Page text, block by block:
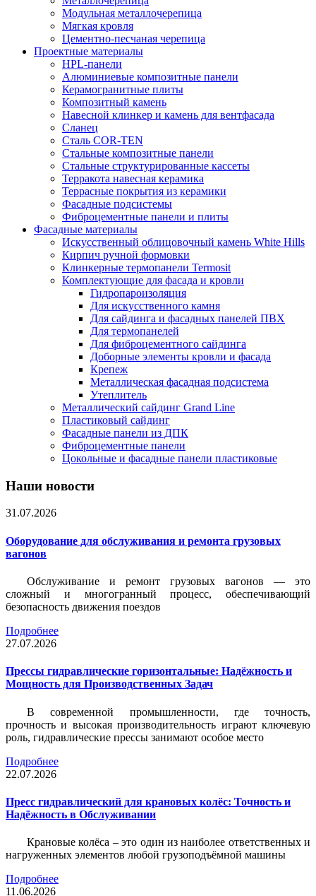
Модульная металлочерепица
Мягкая кровля
Цементно-песчаная черепица
Проектные материалы
HPL-панели
Алюминиевые композитные панели
Керамогранитные плиты
Композитный камень
Навесной клинкер и камень для вентфасада
Сланец
Сталь COR-TEN
Стальные композитные панели
Стальные структурированные кассеты
Терракота навесная керамика
Террасные покрытия из керамики
Фасадные подсистемы
Фиброцементные панели и плиты
Фасадные материалы
Искусственный облицовочный камень White Hills
Кирпич ручной формовки
Клинкерные термопанели Termosit
Комплектующие для фасада и кровли
Гидропароизоляция
Для искусственного камня
Для сайдинга и фасадных панелей ПВХ
Для термопанелей
Для фиброцементного сайдинга
Доборные элементы кровли и фасада
Крепеж
Металлическая фасадная подсистема
Утеплитель
Металлический сайдинг Grand Line
Пластиковый сайдинг
Фасадные панели из ДПК
Фиброцементные панели
Цокольные и фасадные панели пластиковые
Наши новости
31.07.2026
Оборудование для обслуживания и ремонта грузовых
вагонов
Обслуживание и ремонт грузовых вагонов — это
сложный и многогранный процесс, обеспечивающий
безопасность движения поездов
Подробнее
27.07.2026
Прессы гидравлические горизонтальные: Надёжность и
Мощность для Производственных Задач
В современной промышленности, где точность,
прочность и высокая производительность играют ключевую
роль, гидравлические прессы занимают особое место
Подробнее
22.07.2026
Пресс гидравлический для крановых колёс: Точность и
Надёжность в Обслуживании
Крановые колёса – это один из наиболее ответственных и
нагруженных элементов любой грузоподъёмной машины
Подробнее
11.06.2026